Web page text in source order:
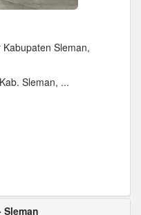
Sleman,
Sleman, ...
Sleman